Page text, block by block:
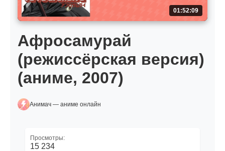
01:52:09
Афросамурай
(режиссёрская версия)
(аниме, 2007)
Анимач — аниме онлайн
Просмотры:
15 234